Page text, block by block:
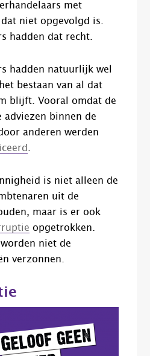
met
dat niet opgevolgd is.
hadden dat recht.
hadden natuurlijk wel
bestaan van al dat
blijft. Vooral omdat de
binnen de
anderen werden
.
is niet alleen de
uit de
maar is er ook
opgetrokken.
niet de
verzonnen.